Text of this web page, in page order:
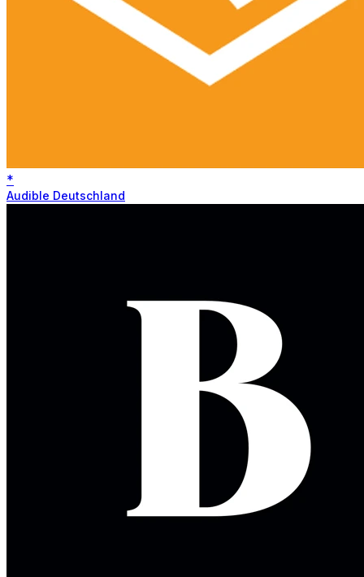
*
Audible Deutschland